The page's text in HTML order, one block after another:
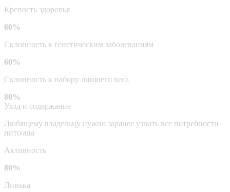
Крепость здоровья
60%
Склонность к генетическим заболеваниям
60%
Склонность к набору лишнего веса
80%
Уход и содержание
Любящему владельцу нужно заранее узнать все потребности
питомца
Активность
80%
Линька